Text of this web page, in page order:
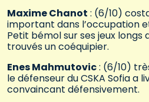
Maxime Chanot : (6/10)
important dans l’occupation
Petit bémol sur ses jeux longs
trouvés un coéquipier.
Enes Mahmutovic: (6/10)
le défenseur du CSKA Sofia a
convaincant défensivement.